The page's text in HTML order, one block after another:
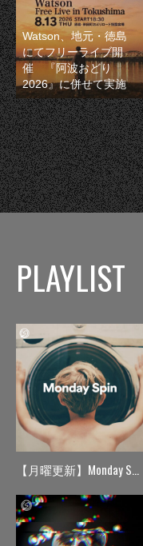
Watson、地元・徳島
にてフリーライブ開
催 『阿波おどり
2026』に併せて実施
PLAYLIST
【月曜更新】Monday Spin